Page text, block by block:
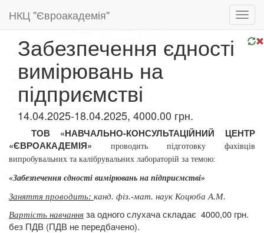
НКЦ "Євроакадемія"
Забезпечення єдності
вимірювань на
підприємстві
14.04.2025-18.04.2025, 4000.00 грн.
ТОВ «НАВЧАЛЬНО-КОНСУЛЬТАЦІЙНИЙ ЦЕНТР
«ЄВРОАКАДЕМІЯ»
проводить підготовку фахівців
випробувальних та калібрувальних лабораторій за темою:
«Забезпечення єдності вимірювань на підприємстві»
Заняття проводить: канд. фіз.-мат. наук Коцюба А.М.
Вартість навчання за одного слухача складає 4000,00 грн.
без ПДВ (ПДВ не передбачено).